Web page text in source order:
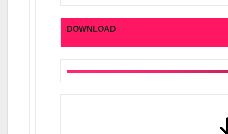
DOWNLOAD